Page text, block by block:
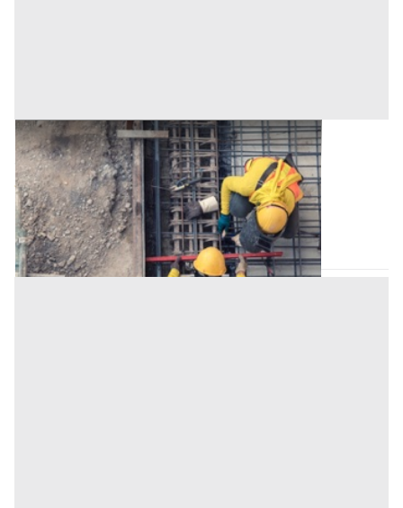
Lotto Edificabile all'asta a Padova
Stanghella (Padova)
Offerta minima
21.750 € 29.000 €
Codice asta:AJ752461
Asta chiusa